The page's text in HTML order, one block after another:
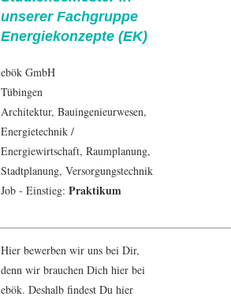
unserer Fachgruppe
Energiekonzepte (EK)
ebök GmbH
Tübingen
Architektur, Bauingenieurwesen,
Energietechnik /
Energiewirtschaft, Raumplanung,
Stadtplanung, Versorgungstechnik
Job - Einstieg: Praktikum
Hier bewerben wir uns bei Dir,
denn wir brauchen Dich hier bei
ebök. Deshalb findest Du hier